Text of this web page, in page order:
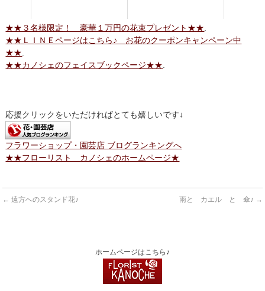
★★３名様限定！ 豪華１万円の花束プレゼント★★.
★★ＬＩＮＥページはこちら♪ お花のクーポンキャンペーン中
★★.
★★カノシェのフェイスブックページ★★.
応援クリックをいただければとても嬉しいです↓
フラワーショップ・園芸店 ブログランキングへ
★★フローリスト カノシェのホームページ★
← 遠方へのスタンド花♪ 雨と カエル と 傘♪ →
ホームページはこちら♪